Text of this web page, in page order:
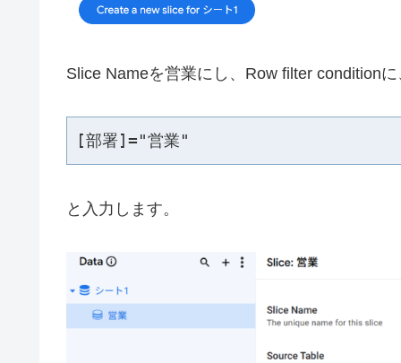
Slice Nameを営業にし、Row filter conditionに
[部署]="営業"
と入力します。